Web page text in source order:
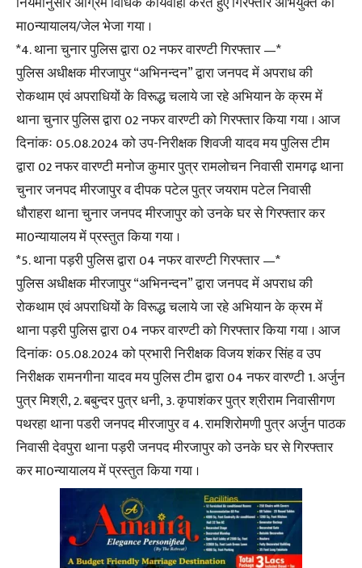
मा0न्यायालय/जेल भेजा गया ।
*4. थाना चुनार पुलिस द्वारा 02 नफर वारण्टी गिरफ्तार —*
पुलिस अधीक्षक मीरजापुर “अभिनन्दन” द्वारा जनपद में अपराध की
रोकथाम एवं अपराधियों के विरूद्ध चलाये जा रहे अभियान के क्रम में
थाना चुनार पुलिस द्वारा 02 नफर वारण्टी को गिरफ्तार किया गया । आज
दिनांकः 05.08.2024 को उप-निरीक्षक शिवजी यादव मय पुलिस टीम
द्वारा 02 नफर वारण्टी मनोज कुमार पुत्र रामलोचन निवासी रामगढ़ थाना
चुनार जनपद मीरजापुर व दीपक पटेल पुत्र जयराम पटेल निवासी
धौराहरा थाना चुनार जनपद मीरजापुर को उनके घर से गिरफ्तार कर
मा0न्यायालय में प्रस्तुत किया गया ।
*5. थाना पड़री पुलिस द्वारा 04 नफर वारण्टी गिरफ्तार —*
पुलिस अधीक्षक मीरजापुर “अभिनन्दन” द्वारा जनपद में अपराध की
रोकथाम एवं अपराधियों के विरूद्ध चलाये जा रहे अभियान के क्रम में
थाना पड़री पुलिस द्वारा 04 नफर वारण्टी को गिरफ्तार किया गया । आज
दिनांकः 05.08.2024 को प्रभारी निरीक्षक विजय शंकर सिंह व उप
निरीक्षक रामनगीना यादव मय पुलिस टीम द्वारा 04 नफर वारण्टी 1. अर्जुन
पुत्र मिश्री, 2. बबुन्दर पुत्र धनी, 3. कृपाशंकर पुत्र श्रीराम निवासीगण
पथरहा थाना पडरी जनपद मीरजापुर व 4. रामशिरोमणी पुत्र अर्जुन पाठक
निवासी देवपुरा थाना पड़री जनपद मीरजापुर को उनके घर से गिरफ्तार
कर मा0न्यायालय में प्रस्तुत किया गया ।